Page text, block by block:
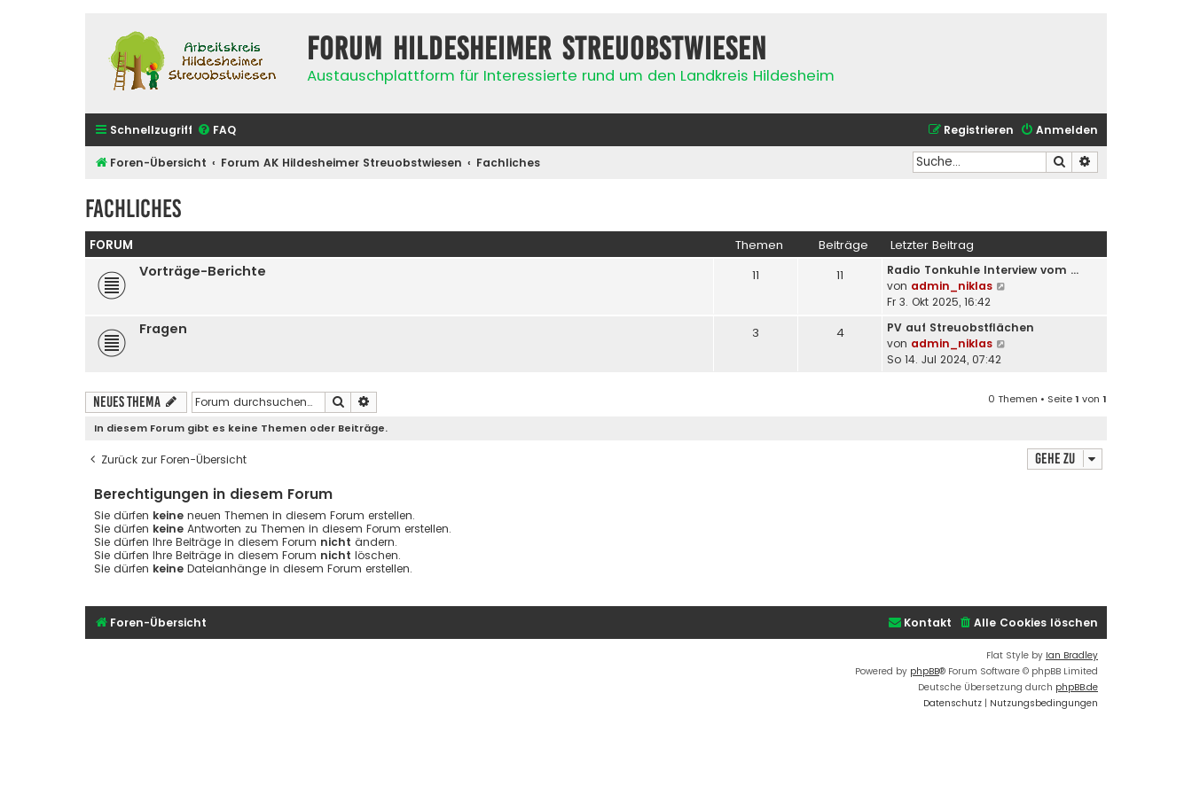
Forum Hildesheimer Streuobstwiesen
Austauschplattform für Interessierte rund um den Landkreis Hildesheim
Schnellzugriff FAQ Anmelden
Registrieren
Foren-Übersicht Forum AK Hildesheimer Streuobstwiesen Fachliches Suche
Fachliches
FORUM Themen Beiträge Letzter Beitrag
Vorträge-Berichte 11 11
Radio Tonkuhle Interview vom …
von admin_niklas
e
r
Fr 3. Okt 2025, 16:42
Fragen 3 4
PV auf Streuobstflächen
von admin_niklas
s
So 14. Jul 2024, 07:42
Neues Thema Suche 0 Themen • Seite1 von 1
In diesem Forum gibt es keine Themen oder Beiträge.
Zurück zur Foren-Übersicht Gehe zu
Berechtigungen in diesem Forum
Sie dürfen keine neuen Themen in diesem Forum erstellen.
Sie dürfen keine Antworten zu Themen in diesem Forum erstellen.
Sie dürfen Ihre Beiträge in diesem Forum nicht ändern.
Sie dürfen Ihre Beiträge in diesem Forum nicht löschen.
Sie dürfen keine Dateianhänge in diesem Forum erstellen.
Foren-Übersicht Alle Cookies löschen
Kontakt
Flat Style by Ian Bradley
Powered by phpBB® Forum Software © phpBB Limited
Deutsche Übersetzung durch phpBB.de
Datenschutz | Nutzungsbedingungen